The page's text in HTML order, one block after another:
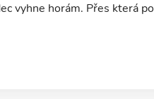
vyhne horám. Přes která